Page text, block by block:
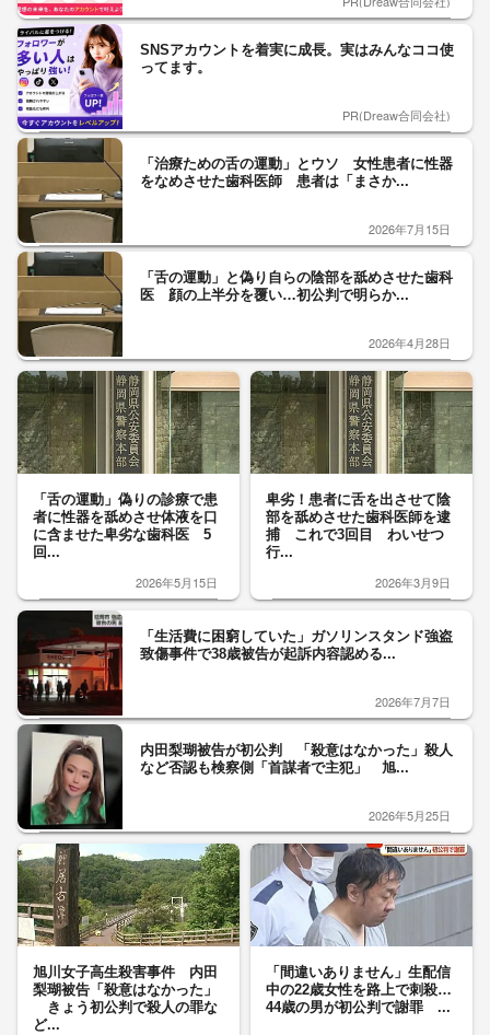
SNSアカウントを着実に成長。実はみんなココ使
ってます。
PR(Dreaw合同会社)
「治療ための舌の運動」とウソ 女性患者に性器
をなめさせた歯科医師 患者は「まさか...
2026年7月15日
「舌の運動」と偽り自らの陰部を舐めさせた歯科
医 顔の上半分を覆い…初公判で明らか...
2026年4月28日
「舌の運動」偽りの診療で患
者に性器を舐めさせ体液を口
に含ませた卑劣な歯科医 5
回...
2026年5月15日
卑劣！患者に舌を出させて陰
部を舐めさせた歯科医師を逮
捕 これで3回目 わいせつ
行...
2026年3月9日
「生活費に困窮していた」ガソリンスタンド強盗
致傷事件で38歳被告が起訴内容認める...
2026年7月7日
内田梨瑚被告が初公判 「殺意はなかった」殺人
など否認も検察側「首謀者で主犯」 旭...
2026年5月25日
旭川女子高生殺害事件 内田
梨瑚被告「殺意はなかった」
きょう初公判で殺人の罪な
ど...
「間違いありません」生配信
中の22歳女性を路上で刺殺…
44歳の男が初公判で謝罪 ...